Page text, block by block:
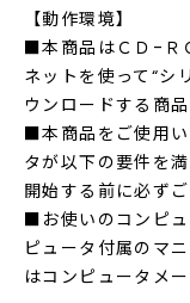
【動作環境】
■本商品はＣＤ-Ｒ
ネットを使って“シ
ウンロードする商品
■本商品をご使用
タが以下の要件を
開始する前に必ずご
■お使いのコンピ
ピュータ付属のマ
はコンピュータメ